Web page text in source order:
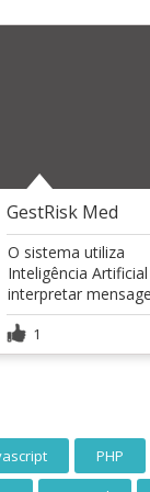
GestRisk Med
O sistema utiliza
Inteligência
interpretar
1
PHP